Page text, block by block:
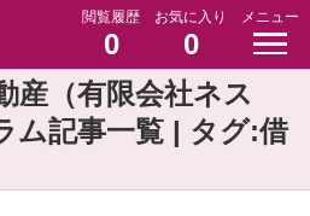
閲覧履歴
0
お気に入り
0
メニュー
産（有限会社ネス
ム記事一覧 | タグ:借